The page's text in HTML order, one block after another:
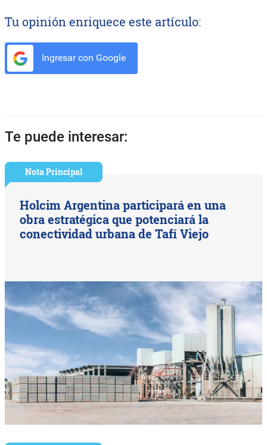
Tu opinión enriquece este artículo:
Ingresar con Google
Te puede interesar:
Nota Principal
Holcim Argentina participará en una
obra estratégica que potenciará la
conectividad urbana de Tafí Viejo